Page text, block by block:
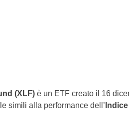
(XLF)è un ETF creato il 16
simili alla performance dell’